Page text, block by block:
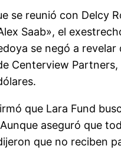
reunió con Delcy
Saab», el
se negó a
Centerview
que Lara Fund
aseguró que
que no reciben